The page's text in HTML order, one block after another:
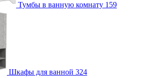
Тумбы в ванную комнату 159
Шкафы для ванной 324